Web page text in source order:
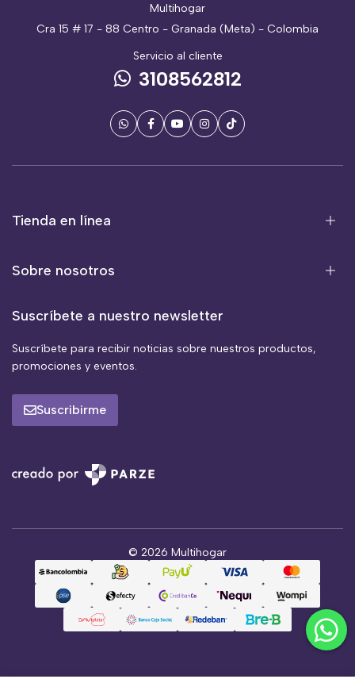
Multihogar
Cra 15 # 17 - 88 Centro - Granada (Meta) - Colombia
Servicio al cliente
3108562812
Tienda en línea
Sobre nosotros
Suscríbete a nuestro newsletter
Suscríbete para recibir noticias sobre nuestros productos,
promociones y eventos.
Suscribirme
© 2026 Multihogar